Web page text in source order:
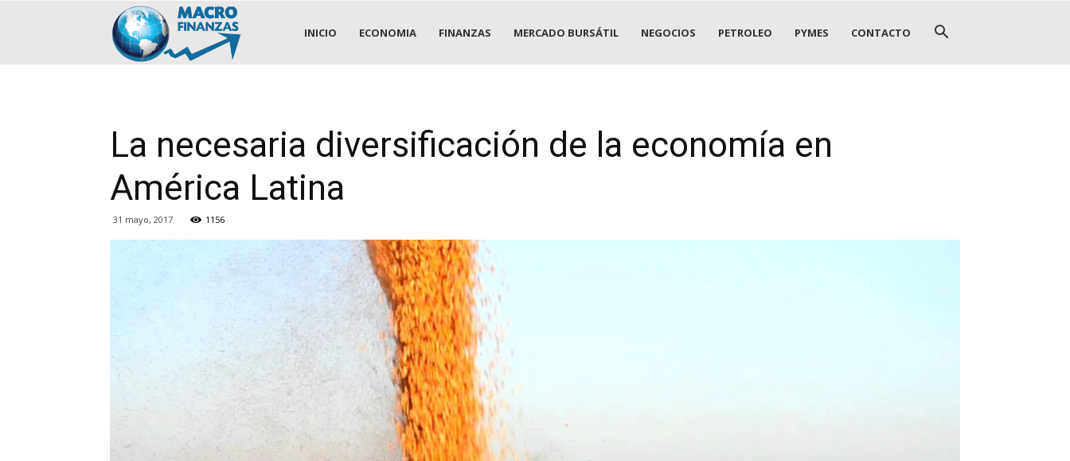
.::MACROFINANZAS::.
INICIO ECONOMIA FINANZAS MERCADO BURSÁTIL NEGOCIOS PETROLEO PYMES CONTACTO
La necesaria diversificación de la economía en
América Latina
31 mayo, 2017 1156